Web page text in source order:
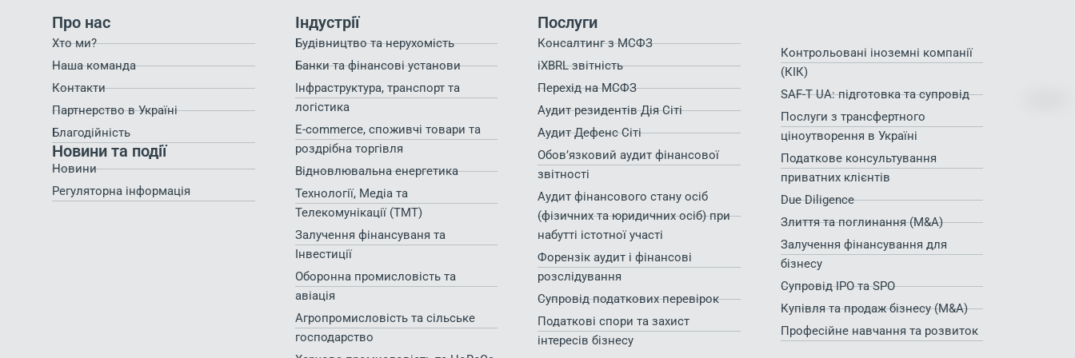
Про нас
Хто ми?
Наша команда
Контакти
Партнерство в Україні
Благодійність
Новини та події
Новини
Регуляторна інформація
Індустрії
Будівництво та нерухомість
Банки та фінансові установи
Інфраструктура, транспорт та
логістика
E-commerce, споживчі товари та
роздрібна торгівля
Відновлювальна енергетика
Технології, Медіа та
Телекомунікації (TMT)
Залучення фінансуваня та
Інвестиції
Оборонна промисловість та
авіація
Агропромисловість та сільське
господарство
Послуги
Консалтинг з МСФЗ
iXBRL звітність
Перехід на МСФЗ
Аудит резидентів Дія Сіті
Аудит Дефенс Сіті
Обов’язковий аудит фінансової
звітності
Аудит фінансового стану осіб
(фізичних та юридичних осіб) при
набутті істотної участі
Форензік аудит і фінансові
розслідування
Супровід податкових перевірок
Податкові спори та захист
інтересів бізнесу
Контрольовані іноземні компанії
(КІК)
SAF-T UA: підготовка та супровід
Послуги з трансфертного
ціноутворення в Україні
Податкове консультування
приватних клієнтів
Due Diligence
Злиття та поглинання (M&A)
Залучення фінансування для
бізнесу
Супровід IPO та SPO
Купівля та продаж бізнесу (M&A)
Професійне навчання та розвиток